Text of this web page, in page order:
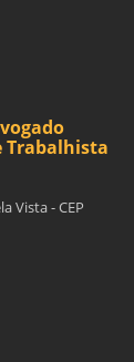
Trabalhista
Vista - CEP